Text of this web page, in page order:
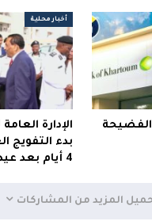
أخبار محلية
الإدارة
بدء التفويج
4 أيام بعد عيد الأضحى
المزيد من المشاركات